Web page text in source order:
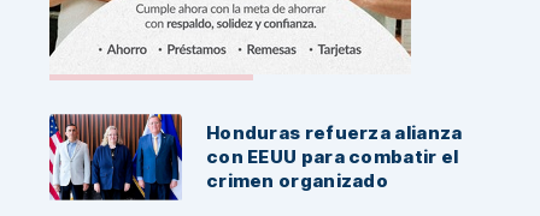
Noticias Recientes:
Honduras refuerza alianza
con EEUU para combatir el
crimen organizado